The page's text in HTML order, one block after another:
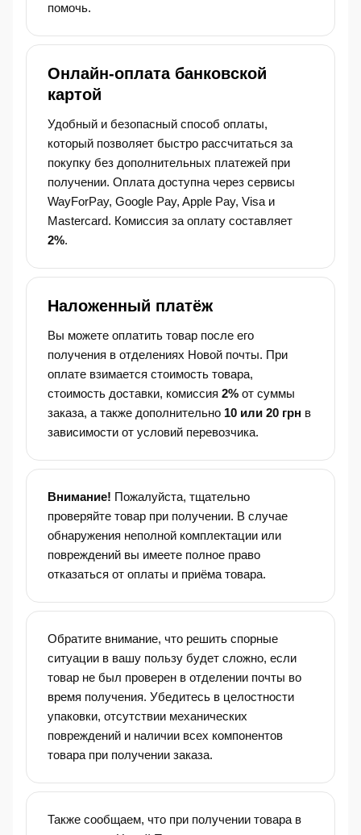
помочь.
Онлайн-оплата банковской
картой
Удобный и безопасный способ оплаты,
который позволяет быстро рассчитаться за
покупку без дополнительных платежей при
получении. Оплата доступна через сервисы
WayForPay, Google Pay, Apple Pay, Visa и
Mastercard. Комиссия за оплату составляет
2%.
Наложенный платёж
Вы можете оплатить товар после его
получения в отделениях Новой почты. При
оплате взимается стоимость товара,
стоимость доставки, комиссия 2% от суммы
заказа, а также дополнительно 10 или 20 грн в
зависимости от условий перевозчика.
Внимание! Пожалуйста, тщательно
проверяйте товар при получении. В случае
обнаружения неполной комплектации или
повреждений вы имеете полное право
отказаться от оплаты и приёма товара.
Обратите внимание, что решить спорные
ситуации в вашу пользу будет сложно, если
товар не был проверен в отделении почты во
время получения. Убедитесь в целостности
упаковки, отсутствии механических
повреждений и наличии всех компонентов
товара при получении заказа.
Также сообщаем, что при получении товара в